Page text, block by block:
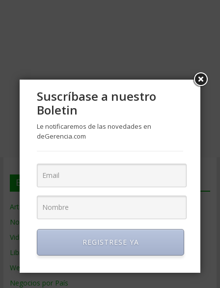
En deGerencia.com
Artículos de Gerencia
Noticias de Gerencia
Videos de Gerencia
Libros de Gerencia
Webs de Gerencia
Negocios por País
Suscríbase a nuestro
Boletin
Le notificaremos de las novedades en
deGerencia.com
REGISTRESE YA